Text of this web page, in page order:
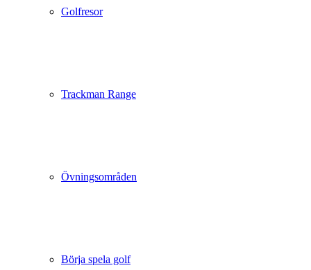
Golfresor
Trackman Range
Övningsområden
Börja spela golf